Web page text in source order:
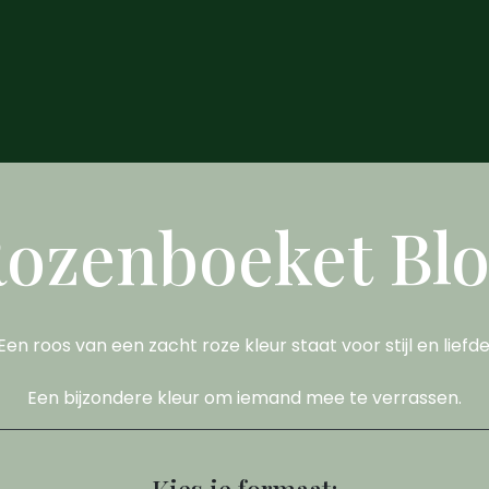
roos van een zacht roze kleur staat voor stijl en
Een bijzondere kleur om iemand mee te verrassen.